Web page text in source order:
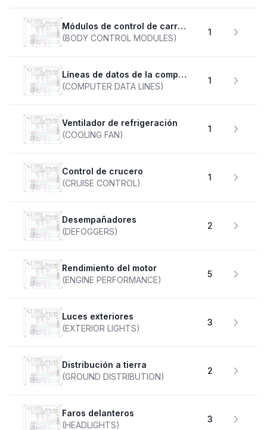
Módulos de control de carrocería
(BODY CONTROL MODULES)
1
Líneas de datos de la computadora
(COMPUTER DATA LINES)
1
Ventilador de refrigeración
(COOLING FAN)
1
Control de crucero
(CRUISE CONTROL)
1
desempañadores
(DEFOGGERS)
2
Rendimiento del motor
(ENGINE PERFORMANCE)
5
Luces exteriores
(EXTERIOR LIGHTS)
3
Distribución a tierra
(GROUND DISTRIBUTION)
2
faros delanteros
(HEADLIGHTS)
3